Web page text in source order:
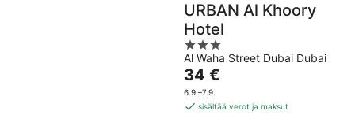
URBAN Al Khoory
Hotel
3
out
of
5
Al Waha Street Dubai Dubai
Hinta
on
34 €
34 €
6.9.–7.9.
sisältää verot ja maksut